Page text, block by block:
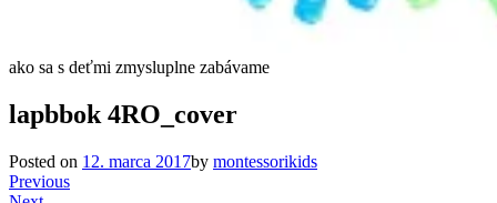
ako sa s deťmi zmysluplne zabávame
lapbbok 4RO_cover
Posted on 12. marca 2017by montessorikids
Previous